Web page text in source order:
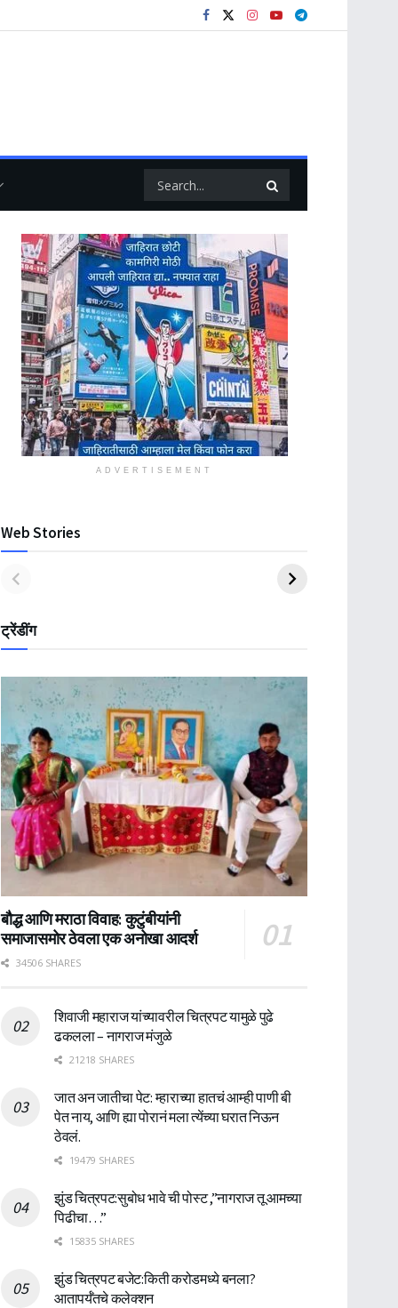
ADVERTISEMENT
Web Stories
ट्रेंडींग
बौद्ध आणि मराठा विवाह: कुटुंबीयांनी
समाजासमोर ठेवला एक अनोखा आदर्श
34506 SHARES
शिवाजी महाराज यांच्यावरील चित्रपट यामुळे पुढे
ढकलला – नागराज मंजुळे
21218 SHARES
जात अन जातीचा पेट: म्हाराच्या हातचं आम्ही पाणी बी
पेत नाय, आणि ह्या पोरानं मला त्येंच्या घरात निऊन
ठेवलं.
19479 SHARES
झुंड चित्रपट:सुबोध भावे ची पोस्ट ,”नागराज तू आमच्या
पिढीचा…”
15835 SHARES
झुंड चित्रपट बजेट:किती करोडमध्ये बनला?
आतापर्यँतचे कलेक्शन